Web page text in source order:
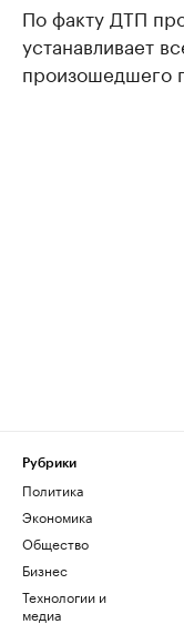
По факту ДТП
устанавливает
произошедшего
Рубрики
Политика
Экономика
Общество
Бизнес
Технологии и
медиа